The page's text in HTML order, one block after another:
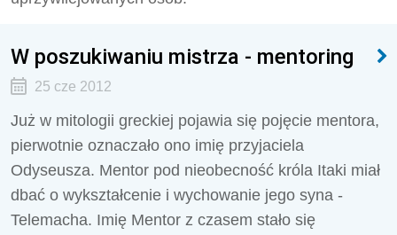
W poszukiwaniu mistrza - mentoring
25 cze 2012
Już w mitologii greckiej pojawia się pojęcie mentora,
pierwotnie oznaczało ono imię przyjaciela
Odyseusza. Mentor pod nieobecność króla Itaki miał
dbać o wykształcenie i wychowanie jego syna -
Telemacha. Imię Mentor z czasem stało się